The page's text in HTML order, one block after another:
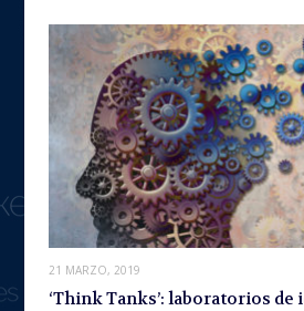
21 MARZO, 2019
‘Think Tanks’: laboratorios de